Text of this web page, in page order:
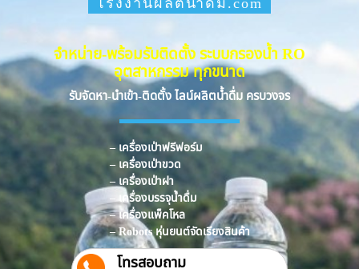
จำหน่าย-พร้อมรับติดตั้ง ระบบกรองน้ำ RO
อุตสาหกรรม ทุกขนาด
รับจัดหา-นำเข้า-ติดตั้ง ไลน์ผลิตน้ำดื่ม ครบวงจร
– เครื่องเป่าฟรีฟอร์ม
– เครื่องเป่าขวด
– เครื่องเป่าฝา
– เครื่องบรรจุน้ำดื่ม
– เครื่องแพ็คโหล
– Robots หุ่นยนต์จัดเรียงสินค้า
โทรสอบถาม